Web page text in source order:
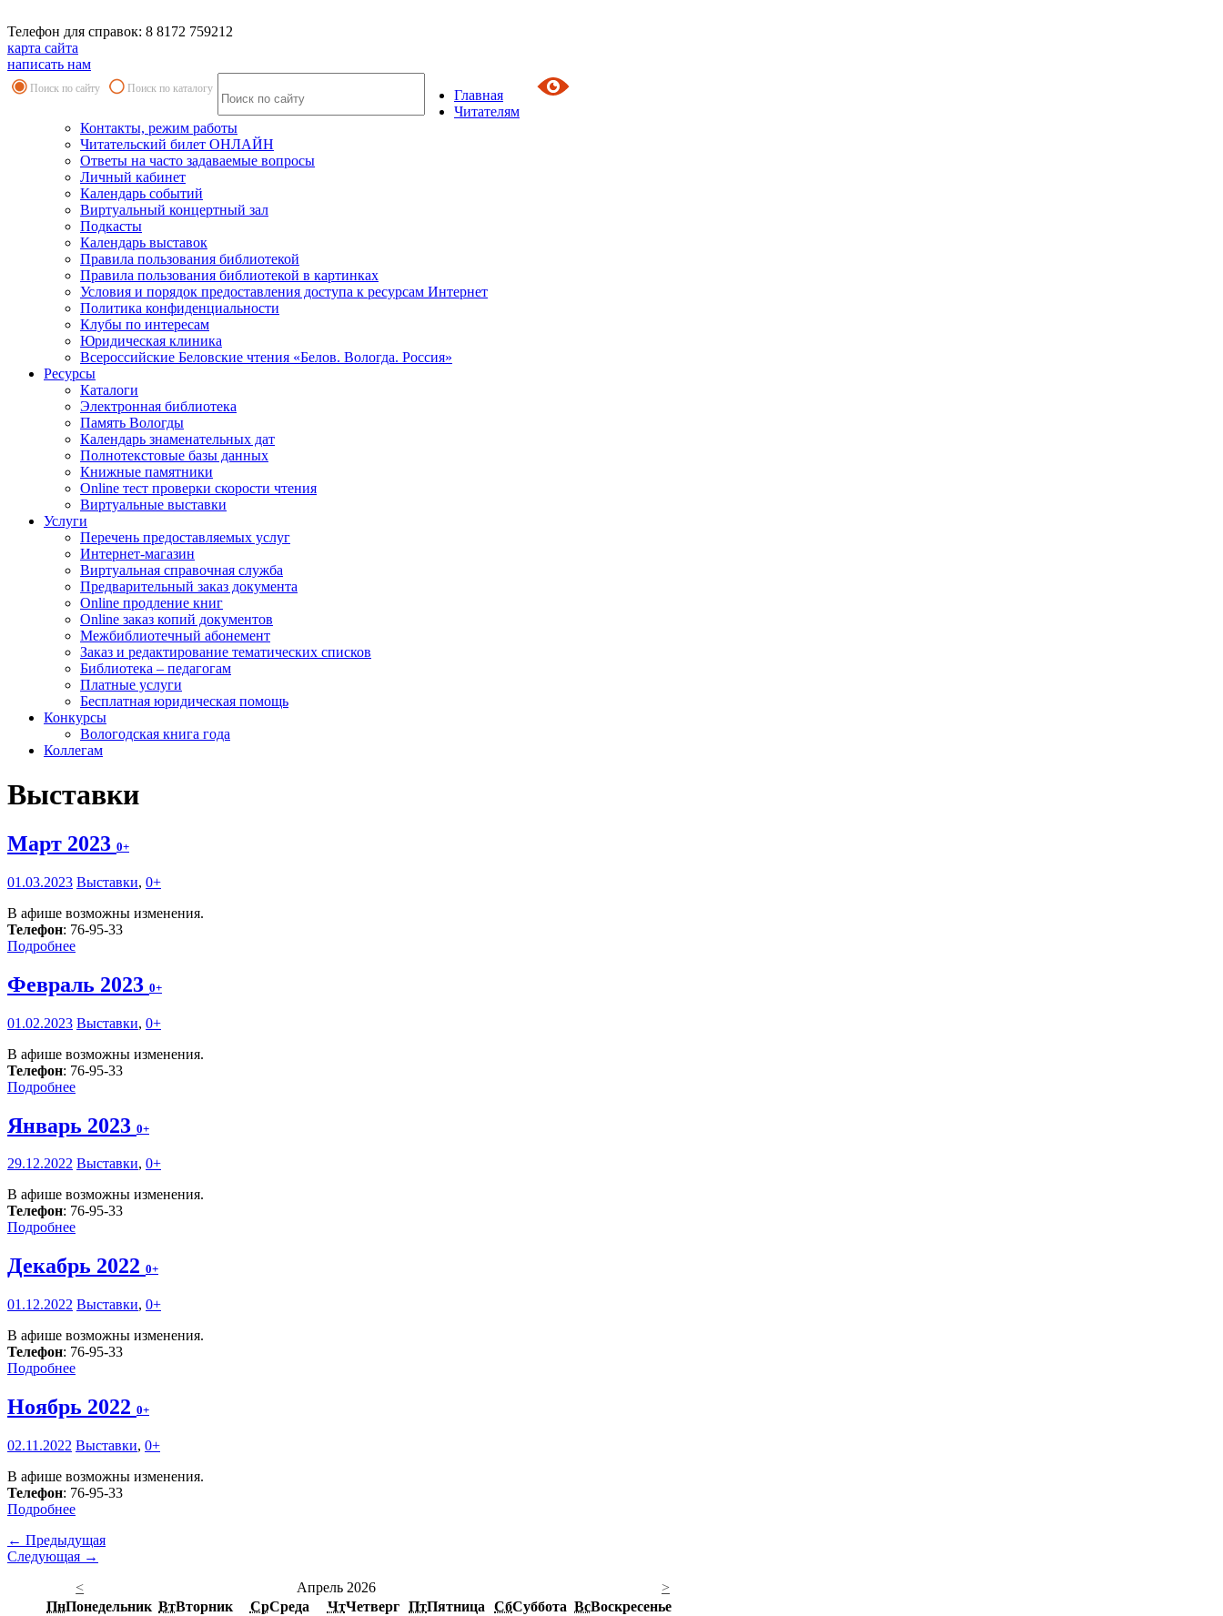
Телефон для справок: 8 8172 759212
карта сайта
написать нам
Поиск по сайту Поиск по каталогу
Главная
Читателям
Контакты, режим работы
Читательский билет ОНЛАЙН
Ответы на часто задаваемые вопросы
Личный кабинет
Календарь событий
Виртуальный концертный зал
Подкасты
Календарь выставок
Правила пользования библиотекой
Правила пользования библиотекой в картинках
Условия и порядок предоставления доступа к ресурсам Интернет
Политика конфиденциальности
Клубы по интересам
Юридическая клиника
Всероссийские Беловские чтения «Белов. Вологда. Россия»
Ресурсы
Каталоги
Электронная библиотека
Память Вологды
Календарь знаменательных дат
Полнотекстовые базы данных
Книжные памятники
Online тест проверки скорости чтения
Виртуальные выставки
Услуги
Перечень предоставляемых услуг
Интернет-магазин
Виртуальная справочная служба
Предварительный заказ документа
Online продление книг
Online заказ копий документов
Межбиблиотечный абонемент
Заказ и редактирование тематических списков
Библиотека – педагогам
Платные услуги
Бесплатная юридическая помощь
Конкурсы
Вологодская книга года
Коллегам
Выставки
Март 2023 0+
01.03.2023 Выставки, 0+
В афише возможны изменения.
Телефон: 76-95-33
Подробнее
Февраль 2023 0+
01.02.2023 Выставки, 0+
В афише возможны изменения.
Телефон: 76-95-33
Подробнее
Январь 2023 0+
29.12.2022 Выставки, 0+
В афише возможны изменения.
Телефон: 76-95-33
Подробнее
Декабрь 2022 0+
01.12.2022 Выставки, 0+
В афише возможны изменения.
Телефон: 76-95-33
Подробнее
Ноябрь 2022 0+
02.11.2022 Выставки, 0+
В афише возможны изменения.
Телефон: 76-95-33
Подробнее
← Предыдущая
Следующая →
<
Апрель 2026
>
ПнПонедельник ВтВторник СрСреда ЧтЧетверг ПтПятница СбСуббота ВсВоскресенье